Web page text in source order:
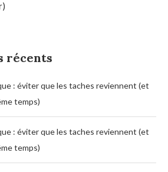
récents
: éviter que les taches reviennent (et
temps)
: éviter que les taches reviennent (et
temps)